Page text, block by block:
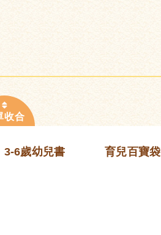
3-6歲幼兒書 育兒百寶袋